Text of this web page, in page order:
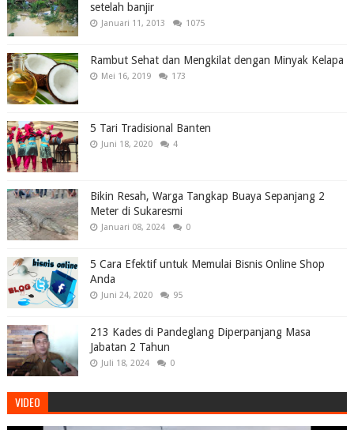
setelah banjir
Januari 11, 2013 1075
Rambut Sehat dan Mengkilat dengan Minyak Kelapa
Mei 16, 2019 173
5 Tari Tradisional Banten
Juni 18, 2020 4
Bikin Resah, Warga Tangkap Buaya Sepanjang 2
Meter di Sukaresmi
Januari 08, 2024 0
5 Cara Efektif untuk Memulai Bisnis Online Shop
Anda
Juni 24, 2020 95
213 Kades di Pandeglang Diperpanjang Masa
Jabatan 2 Tahun
Juli 18, 2024 0
VIDEO